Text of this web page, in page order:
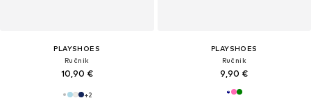
PLAYSHOES
Ručnik
10,90 €
+2
PLAYSHOES
Ručnik
9,90 €